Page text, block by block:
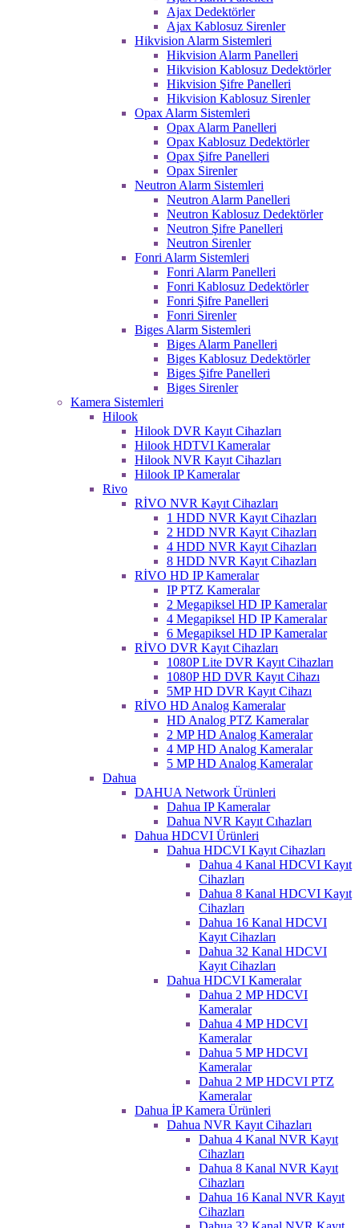
Ajax Dedektörler
Ajax Kablosuz Sirenler
Hikvision Alarm Sistemleri
Hikvision Alarm Panelleri
Hikvision Kablosuz Dedektörler
Hikvision Şifre Panelleri
Hikvision Kablosuz Sirenler
Opax Alarm Sistemleri
Opax Alarm Panelleri
Opax Kablosuz Dedektörler
Opax Şifre Panelleri
Opax Sirenler
Neutron Alarm Sistemleri
Neutron Alarm Panelleri
Neutron Kablosuz Dedektörler
Neutron Şifre Panelleri
Neutron Sirenler
Fonri Alarm Sistemleri
Fonri Alarm Panelleri
Fonri Kablosuz Dedektörler
Fonri Şifre Panelleri
Fonri Sirenler
Biges Alarm Sistemleri
Biges Alarm Panelleri
Biges Kablosuz Dedektörler
Biges Şifre Panelleri
Biges Sirenler
Kamera Sistemleri
Hilook
Hilook DVR Kayıt Cihazları
Hilook HDTVI Kameralar
Hilook NVR Kayıt Cihazları
Hilook IP Kameralar
Rivo
RİVO NVR Kayıt Cihazları
1 HDD NVR Kayıt Cihazları
2 HDD NVR Kayıt Cihazları
4 HDD NVR Kayıt Cihazları
8 HDD NVR Kayıt Cihazları
RİVO HD IP Kameralar
IP PTZ Kameralar
2 Megapiksel HD IP Kameralar
4 Megapiksel HD IP Kameralar
6 Megapiksel HD IP Kameralar
RİVO DVR Kayıt Cihazları
1080P Lite DVR Kayıt Cihazları
1080P HD DVR Kayıt Cihazı
5MP HD DVR Kayıt Cihazı
RİVO HD Analog Kameralar
HD Analog PTZ Kameralar
2 MP HD Analog Kameralar
4 MP HD Analog Kameralar
5 MP HD Analog Kameralar
Dahua
DAHUA Network Ürünleri
Dahua IP Kameralar
Dahua NVR Kayıt Cıhazları
Dahua HDCVI Ürünleri
Dahua HDCVI Kayıt Cihazları
Dahua 4 Kanal HDCVI Kayıt
Cihazları
Dahua 8 Kanal HDCVI Kayıt
Cihazları
Dahua 16 Kanal HDCVI
Kayıt Cihazları
Dahua 32 Kanal HDCVI
Kayıt Cihazları
Dahua HDCVI Kameralar
Dahua 2 MP HDCVI
Kameralar
Dahua 4 MP HDCVI
Kameralar
Dahua 5 MP HDCVI
Kameralar
Dahua 2 MP HDCVI PTZ
Kameralar
Dahua İP Kamera Ürünleri
Dahua NVR Kayıt Cihazları
Dahua 4 Kanal NVR Kayıt
Cihazları
Dahua 8 Kanal NVR Kayıt
Cihazları
Dahua 16 Kanal NVR Kayıt
Cihazları